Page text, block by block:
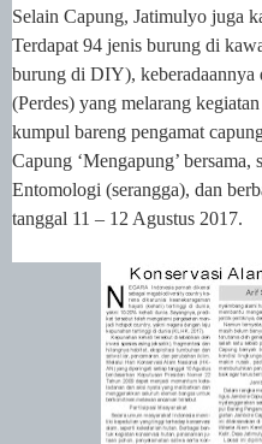
Selain Capung, Jatimulyo juga
Terdapat 94 jenis burung di
burung di DIY), keberadaannya
(Perdes) yang melarang
kumpul bareng pengamat
Capung ‘Mengapung’ bersama,
Entomologi (serangga), dan
tanggal 11 – 12 Agustus 2017.